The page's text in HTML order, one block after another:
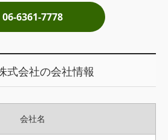
06-6361-7778
式会社の会社情報
会社名